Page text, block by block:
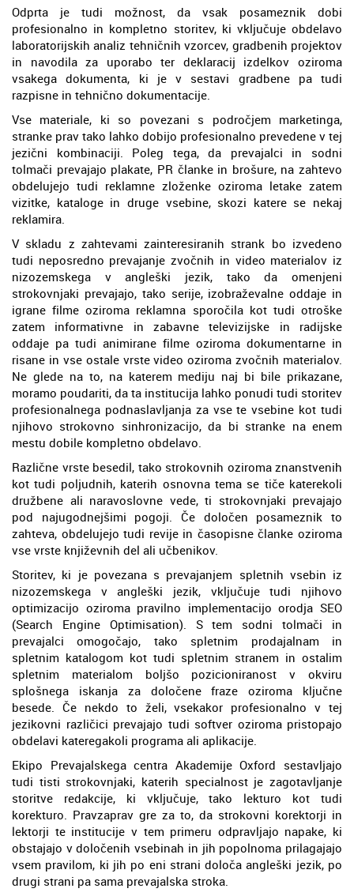
Odprta je tudi možnost, da vsak posameznik dobi
profesionalno in kompletno storitev, ki vključuje obdelavo
laboratorijskih analiz tehničnih vzorcev, gradbenih projektov
in navodila za uporabo ter deklaracij izdelkov oziroma
vsakega dokumenta, ki je v sestavi gradbene pa tudi
razpisne in tehnično dokumentacije.
Vse materiale, ki so povezani s področjem marketinga,
stranke prav tako lahko dobijo profesionalno prevedene v tej
jezični kombinaciji. Poleg tega, da prevajalci in sodni
tolmači prevajajo plakate, PR članke in brošure, na zahtevo
obdelujejo tudi reklamne zloženke oziroma letake zatem
vizitke, kataloge in druge vsebine, skozi katere se nekaj
reklamira.
V skladu z zahtevami zainteresiranih strank bo izvedeno
tudi neposredno prevajanje zvočnih in video materialov iz
nizozemskega v angleški jezik, tako da omenjeni
strokovnjaki prevajajo, tako serije, izobraževalne oddaje in
igrane filme oziroma reklamna sporočila kot tudi otroške
zatem informativne in zabavne televizijske in radijske
oddaje pa tudi animirane filme oziroma dokumentarne in
risane in vse ostale vrste video oziroma zvočnih materialov.
Ne glede na to, na katerem mediju naj bi bile prikazane,
moramo poudariti, da ta institucija lahko ponudi tudi storitev
profesionalnega podnaslavljanja za vse te vsebine kot tudi
njihovo strokovno sinhronizacijo, da bi stranke na enem
mestu dobile kompletno obdelavo.
Različne vrste besedil, tako strokovnih oziroma znanstvenih
kot tudi poljudnih, katerih osnovna tema se tiče katerekoli
družbene ali naravoslovne vede, ti strokovnjaki prevajajo
pod najugodnejšimi pogoji. Če določen posameznik to
zahteva, obdelujejo tudi revije in časopisne članke oziroma
vse vrste književnih del ali učbenikov.
Storitev, ki je povezana s prevajanjem spletnih vsebin iz
nizozemskega v angleški jezik, vključuje tudi njihovo
optimizacijo oziroma pravilno implementacijo orodja SEO
(Search Engine Optimisation). S tem sodni tolmači in
prevajalci omogočajo, tako spletnim prodajalnam in
spletnim katalogom kot tudi spletnim stranem in ostalim
spletnim materialom boljšo pozicioniranost v okviru
splošnega iskanja za določene fraze oziroma ključne
besede. Če nekdo to želi, vsekakor profesionalno v tej
jezikovni različici prevajajo tudi softver oziroma pristopajo
obdelavi kateregakoli programa ali aplikacije.
Ekipo Prevajalskega centra Akademije Oxford sestavljajo
tudi tisti strokovnjaki, katerih specialnost je zagotavljanje
storitve redakcije, ki vključuje, tako lekturo kot tudi
korekturo. Pravzaprav gre za to, da strokovni korektorji in
lektorji te institucije v tem primeru odpravljajo napake, ki
obstajajo v določenih vsebinah in jih popolnoma prilagajajo
vsem pravilom, ki jih po eni strani določa angleški jezik, po
drugi strani pa sama prevajalska stroka.